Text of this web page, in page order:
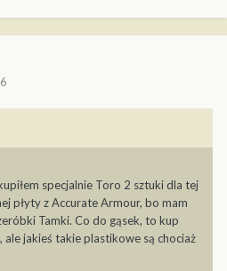
specjalnie Toro 2 sztuki dla tej
płyty z Accurate Armour, bo mam
Tamki. Co do gąsek, to kup
ale jakieś takie plastikowe są chociaż